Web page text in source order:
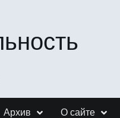
Архив О сайте